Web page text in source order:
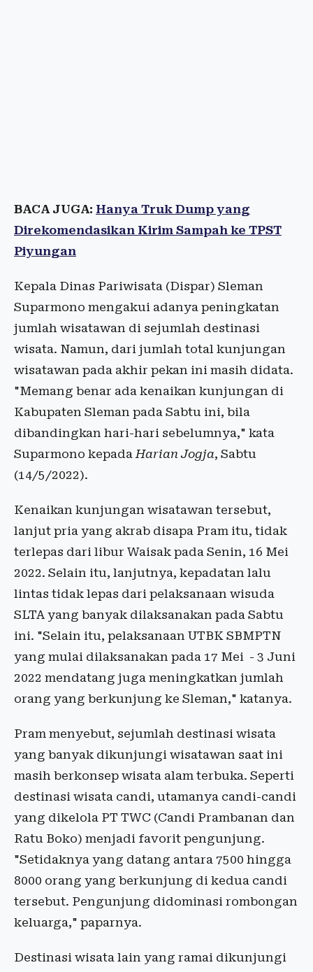
BACA JUGA: Hanya Truk Dump yang
Direkomendasikan Kirim Sampah ke TPST
Piyungan
Kepala Dinas Pariwisata (Dispar) Sleman
Suparmono mengakui adanya peningkatan
jumlah wisatawan di sejumlah destinasi
wisata. Namun, dari jumlah total kunjungan
wisatawan pada akhir pekan ini masih didata.
"Memang benar ada kenaikan kunjungan di
Kabupaten Sleman pada Sabtu ini, bila
dibandingkan hari-hari sebelumnya," kata
Suparmono kepadaHarian Jogja, Sabtu
(14/5/2022).
Kenaikan kunjungan wisatawan tersebut,
lanjut pria yang akrab disapa Pram itu, tidak
terlepas dari libur Waisak pada Senin, 16 Mei
2022. Selain itu, lanjutnya, kepadatan lalu
lintas tidak lepas dari pelaksanaan wisuda
SLTA yang banyak dilaksanakan pada Sabtu
ini. "Selain itu, pelaksanaan UTBK SBMPTN
yang mulai dilaksanakan pada 17 Mei - 3 Juni
2022 mendatang juga meningkatkan jumlah
orang yang berkunjung ke Sleman," katanya.
Pram menyebut, sejumlah destinasi wisata
yang banyak dikunjungi wisatawan saat ini
masih berkonsep wisata alam terbuka. Seperti
destinasi wisata candi, utamanya candi-candi
yang dikelola PT TWC (Candi Prambanan dan
Ratu Boko) menjadi favorit pengunjung.
"Setidaknya yang datang antara 7500 hingga
8000 orang yang berkunjung di kedua candi
tersebut. Pengunjung didominasi rombongan
keluarga," paparnya.
Destinasi wisata lain yang ramai dikunjungi